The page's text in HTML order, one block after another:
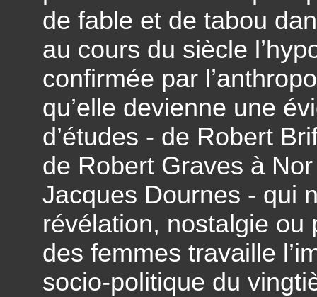
de fable et de tabou
au cours du siècle
confirmée par
qu’elle devienne une
d’études - de Robert
de Robert Graves à
Jacques Dournes - qui
révélation, nostalgie ou
des femmes travaille
socio-politique du